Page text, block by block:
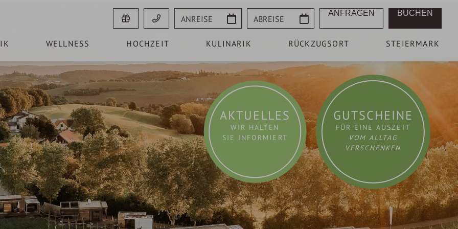
Anreise Abreise ANFRAGEN BUCHEN
WELLNESS HOCHZEIT KULINARIK RÜCKZUGSORT STEIERMARK
GUTSCHEINE
FÜR EINE AUSZEIT
VOM ALLTAG
VERSCHENKEN
AKTUELLES
WIR HALTEN
SIE INFORMIERT